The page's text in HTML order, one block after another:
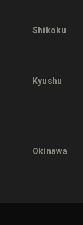
Shikoku
Kyushu
Okinawa